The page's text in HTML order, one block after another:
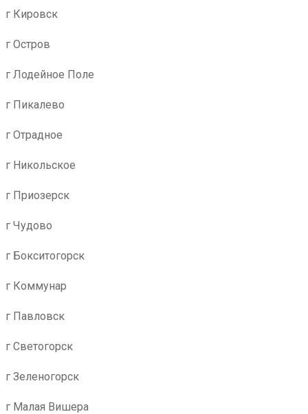
г Кировск
г Остров
г Лодейное Поле
г Пикалево
г Отрадное
г Никольское
г Приозерск
г Чудово
г Бокситогорск
г Коммунар
г Павловск
г Светогорск
г Зеленогорск
г Малая Вишера